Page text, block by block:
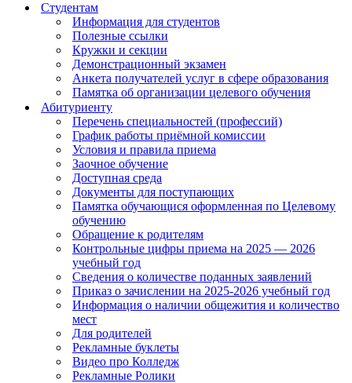
Студентам
Информация для студентов
Полезные ссылки
Кружки и секции
Демонстрационный экзамен
Анкета получателей услуг в сфере образования
Памятка об организации целевого обучения
Абитуриенту
Перечень специальностей (профессий)
График работы приёмной комиссии
Условия и правила приема
Заочное обучение
Доступная среда
Документы для поступающих
Памятка обучающися оформленная по Целевому
обучению
Обращение к родителям
Контрольные цифры приема на 2025 — 2026
учебный год
Сведения о количестве поданных заявлений
Приказ о зачислении на 2025-2026 учебный год
Информация о наличии общежития и количество
мест
Для родителей
Рекламные буклеты
Видео про Колледж
Рекламные Ролики